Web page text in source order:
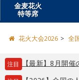
金麦花火
特等席
花火大会2026 全
注目 【最新】8月開